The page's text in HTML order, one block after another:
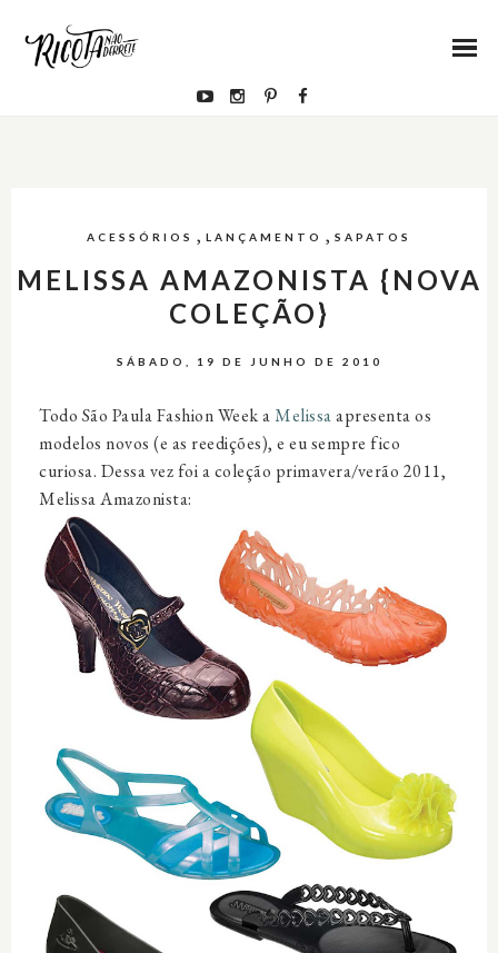
ACESSÓRIOS , LANÇAMENTO , SAPATOS
MELISSA AMAZONISTA {NOVA
COLEÇÃO}
SÁBADO, 19 DE JUNHO DE 2010
Todo São Paula Fashion Week aMelissaapresenta os
modelos novos (e as reedições), e eu sempre fico
curiosa. Dessa vez foi a coleção primavera/verão 2011,
Melissa Amazonista: